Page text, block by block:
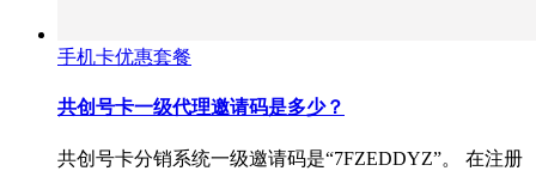
手机卡优惠套餐
共创号卡一级代理邀请码是多少？
共创号卡分销系统一级邀请码是“7FZEDDYZ”。 在注册